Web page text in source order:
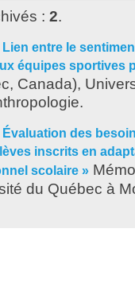
: 2.
Lien entre le
équipes sportives
Canada),
Évaluation des
inscrits en
scolaire »
du Québec à